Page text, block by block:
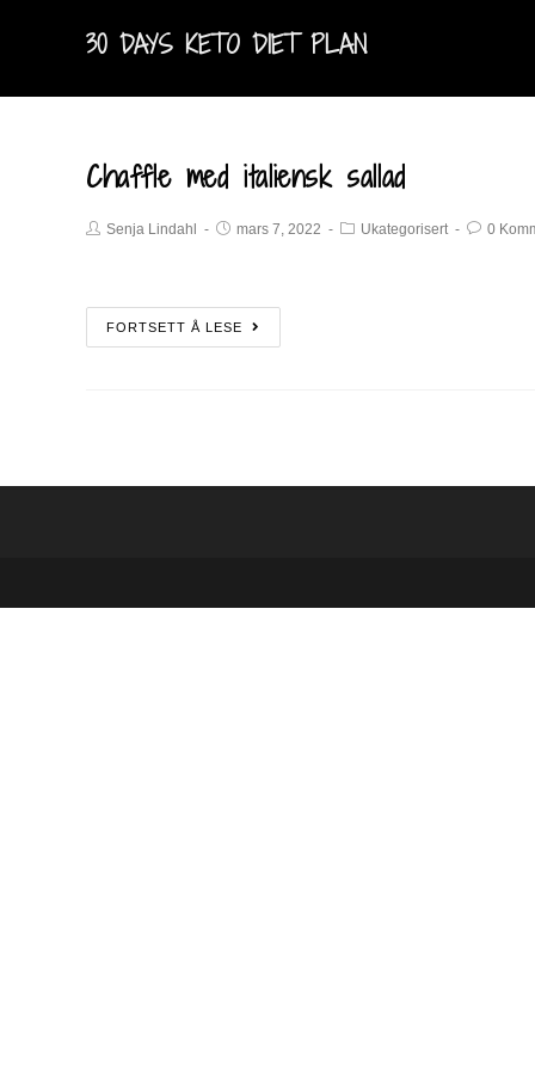
30 DAYS KETO DIET PLAN
Chaffle med italiensk sallad
Senja Lindahl mars 7, 2022 Ukategorisert 0
FORTSETT Å LESE